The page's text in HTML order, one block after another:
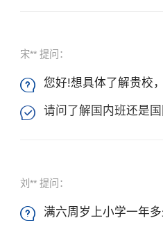
宋** 提问：
 您好!想具体了解贵校
 请问了解国内班还是国
刘** 提问：
 满六周岁上小学一年